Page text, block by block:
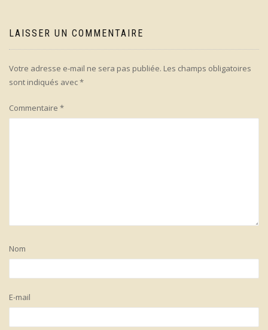
LAISSER UN COMMENTAIRE
Votre adresse e-mail ne sera pas publiée. Les champs obligatoires
sont indiqués avec*
Commentaire *
Nom
E-mail